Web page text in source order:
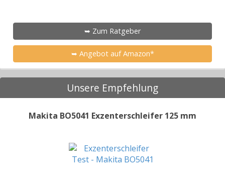
➥ Zum Ratgeber
➥ Angebot auf Amazon*
Unsere Empfehlung
Makita BO5041 Exzenterschleifer 125 mm